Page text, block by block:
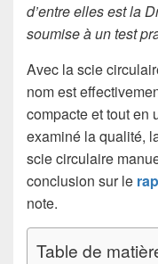
d’entre elles est la
soumise à un test
Avec la scie
nom est
compacte et tout en
examiné la qualité,
scie circulaire
conclusion sur le
note.
Table de